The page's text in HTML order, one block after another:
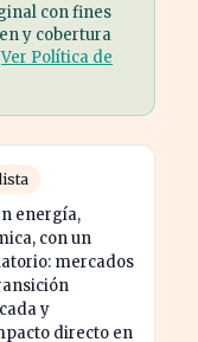
con fines
y cobertura
Ver Política de
energía,
con un
mercados
y
directo en